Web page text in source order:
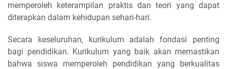
memperoleh keterampilan praktis dan teori yang dapat
diterapkan dalam kehidupan sehari-hari.
Secara keseluruhan, kurikulum adalah fondasi penting
bagi pendidikan. Kurikulum yang baik akan memastikan
bahwa siswa memperoleh pendidikan yang berkualitas